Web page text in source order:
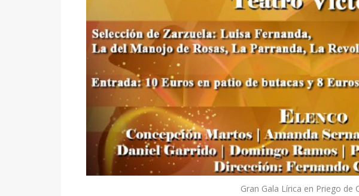
Gran Gala Lírica en Priego de